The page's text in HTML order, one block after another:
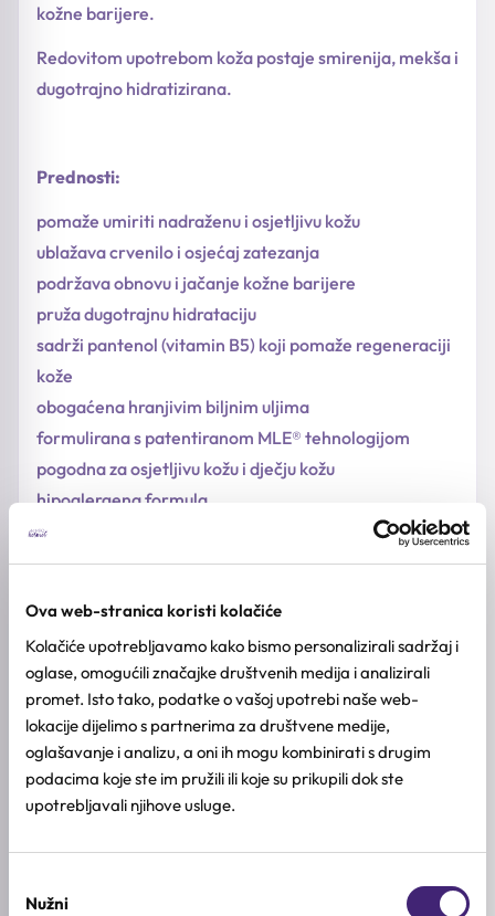
Ova web-stranica koristi kolačiće
Kolačiće upotrebljavamo kako bismo personalizirali sadržaj i
oglase, omogućili značajke društvenih medija i analizirali
promet. Isto tako, podatke o vašoj upotrebi naše web-
lokacije dijelimo s partnerima za društvene medije,
oglašavanje i analizu, a oni ih mogu kombinirati s drugim
podacima koje ste im pružili ili koje su prikupili dok ste
upotrebljavali njihove usluge.
pristanka
Nužni
kožne barijere.
Redovitom upotrebom koža postaje smirenija, mekša i
dugotrajno hidratizirana.
Prednosti:
pomaže umiriti nadraženu i osjetljivu kožu
ublažava crvenilo i osjećaj zatezanja
podržava obnovu i jačanje kožne barijere
pruža dugotrajnu hidrataciju
sadrži pantenol (vitamin B5) koji pomaže regeneraciji
kože
obogaćena hranjivim biljnim uljima
formulirana s patentiranom MLE® tehnologijom
pogodna za osjetljivu kožu i dječju kožu
hipoalergena formula
SASTOJCI
DODATNE INFORMACIJE
TIP KOŽE
Kombinirana & normalna koža,Osjetljiva koža,Suha koža
Crvenilo, Dehidracija
BREND